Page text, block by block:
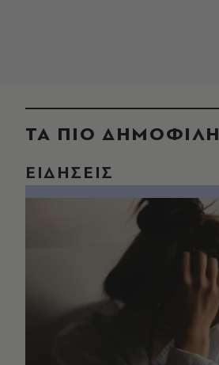
ΤΑ ΠΙΟ ΔΗΜΟΦΙΛΗ
ΕΙΔΗΣΕΙΣ